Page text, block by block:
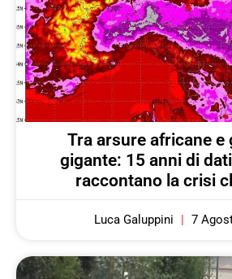
Tra arsure africane e
gigante: 15 anni di
raccontano la crisi
Luca Galuppini 7